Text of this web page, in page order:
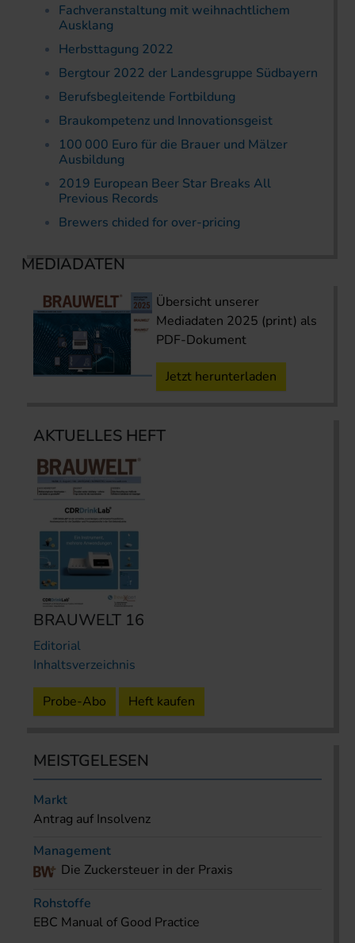
Fachveranstaltung mit weihnachtlichem
Ausklang
Herbsttagung 2022
Bergtour 2022 der Landes­gruppe Südbayern
Berufsbegleitende Fortbildung
Braukompetenz und Innovationsgeist
100 000 Euro für die Brauer und Mälzer
Ausbildung
2019 European Beer Star Breaks All
Previous Records
Brewers chided for over-pricing
MEDIADATEN
Übersicht unserer
Mediadaten 2025 (print) als
PDF-Dokument
Jetzt herunterladen
AKTUELLES HEFT
BRAUWELT 16
Editorial
Inhaltsverzeichnis
Probe-Abo Heft kaufen
MEISTGELESEN
Markt
Antrag auf Insolvenz
Management
Die Zuckersteuer in der Praxis
Rohstoffe
EBC Manual of Good Practice